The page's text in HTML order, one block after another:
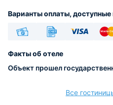
Варианты оплаты, доступные
Факты об отеле
Объект прошел
Все